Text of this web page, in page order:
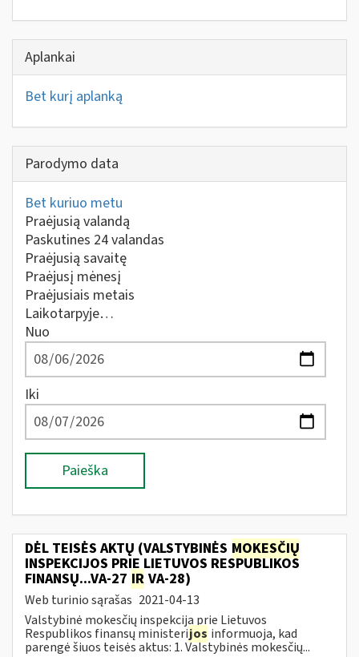
Aplankai
Bet kurį aplanką
Parodymo data
Bet kuriuo metu
Praėjusią valandą
Paskutines 24 valandas
Praėjusią savaitę
Praėjusį mėnesį
Praėjusiais metais
Laikotarpyje…
Nuo
Iki
Paieška
DĖL TEISĖS AKTŲ (VALSTYBINĖS MOKESČIŲ
INSPEKCIJOS PRIE LIETUVOS RESPUBLIKOS
FINANSŲ...VA-27 IR VA-28)
Web turinio sąrašas 2021-04-13
Valstybinė mokesčių inspekcija prie Lietuvos
Respublikos finansų ministerijos informuoja, kad
parengė šiuos teisės aktus: 1. Valstybinės mokesčių...